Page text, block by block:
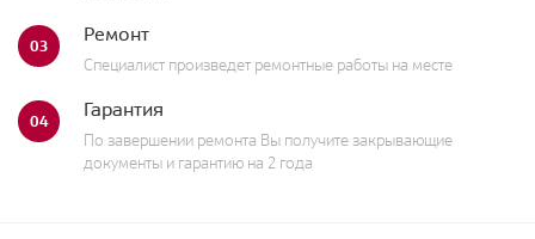
03 Ремонт
Специалист произведет ремонтные работы на месте
04 Гарантия
По завершении ремонта Вы получите закрывающие
документы и гарантию на 2 года